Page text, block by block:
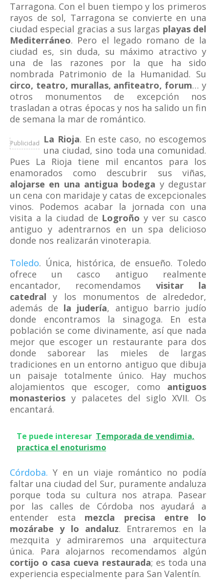
Tarragona. Con el buen tiempo y los primeros
rayos de sol, Tarragona se convierte en una
ciudad especial gracias a sus largas playas del
Mediterráneo. Pero el legado romano de la
ciudad es, sin duda, su máximo atractivo y
una de las razones por la que ha sido
nombrada Patrimonio de la Humanidad. Su
circo, teatro, murallas, anfiteatro, forum… y
otros monumentos de excepción nos
trasladan a otras épocas y nos ha salido un fin
de semana la mar de romántico.
Publicidad La Rioja. En este caso, no escogemos
una ciudad, sino toda una comunidad.
Pues La Rioja tiene mil encantos para los
enamorados como descubrir sus viñas,
alojarse en una antigua bodega y degustar
un cena con maridaje y catas de excepcionales
vinos. Podemos acabar la jornada con una
visita a la ciudad de Logroño y ver su casco
antiguo y adentrarnos en un spa delicioso
donde nos realizarán vinoterapia.
Toledo. Única, histórica, de ensueño. Toledo
ofrece un casco antiguo realmente
encantador, recomendamos visitar la
catedral y los monumentos de alrededor,
además de la judería, antiguo barrio judío
donde encontramos la sinagoga. En esta
población se come divinamente, así que nada
mejor que escoger un restaurante para dos
donde saborear las mieles de largas
tradiciones en un entorno antiguo que dibuja
un paisaje totalmente único. Hay muchos
alojamientos que escoger, como antiguos
monasterios y palacetes del siglo XVII. Os
encantará.
Te puede interesar Temporada de vendimia,
practica el enoturismo
Córdoba. Y en un viaje romántico no podía
faltar una ciudad del Sur, puramente andaluza
porque toda su cultura nos atrapa. Pasear
por las calles de Córdoba nos ayudará a
entender esta mezcla precisa entre lo
mozárabe y lo andaluz. Entraremos en la
mezquita y admiraremos una arquitectura
única. Para alojarnos recomendamos algún
cortijo o casa cueva restaurada; es toda una
experiencia especialmente para San Valentín.